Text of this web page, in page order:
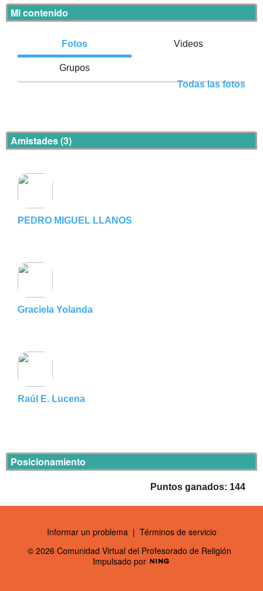
Mi contenido
Fotos Videos
Grupos
Todas las fotos
Amistades (3)
PEDRO MIGUEL LLANOS
Graciela Yolanda
Raúl E. Lucena
Posicionamiento
Puntos ganados: 144
Informar un problema | Términos de servicio
© 2026 Comunidad Virtual del Profesorado de Religión
Impulsado por